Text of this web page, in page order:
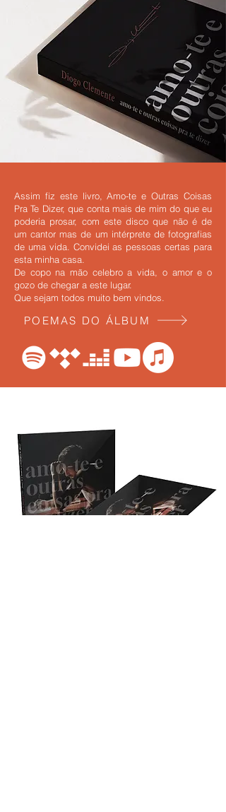
Assim fiz este livro, Amo-te e Outras Coisas
Pra Te Dizer, que conta mais de mim do que eu
poderia prosar, com este disco que não é de
um cantor mas de um intérprete de fotografias
de uma vida. Convidei as pessoas certas para
esta minha casa.
De copo na mão celebro a vida, o amor e o
gozo de chegar a este lugar.
Que sejam todos muito bem vindos.
POEMAS DO ÁLBUM